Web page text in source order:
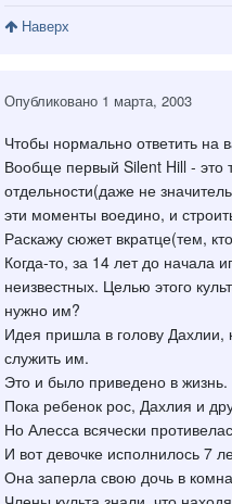
Наверх
Опубликовано 1 марта, 2003
Чтобы нормально ответить на
Вообще первый Silent Hill - это
отдельности(даже не
эти моменты воедино, и
Раскажу сюжет вкратце(тем,
Когда-то, за 14 лет до
неизвестных. Целью этого
нужно им?
Идея пришла в голову Дахлии,
служить им.
Это и было приведено в
Пока ребенок рос, Дахлия и
Но Алесса всячески
И вот девочке исполнилось 7
Она заперла свою дочь в